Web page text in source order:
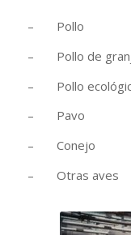
– Pollo
– Pollo de
– Pollo
– Pavo
– Conejo
– Otras aves